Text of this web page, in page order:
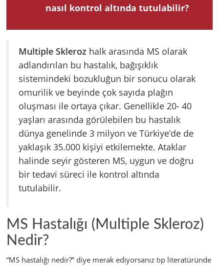
nasıl kontrol altında tutulabilir?
Multiple Skleroz halk arasında MS olarak
adlandırılan bu hastalık, bağışıklık
sistemindeki bozukluğun bir sonucu olarak
omurilik ve beyinde çok sayıda plağın
oluşması ile ortaya çıkar. Genellikle 20- 40
yaşları arasında görülebilen bu hastalık
dünya genelinde 3 milyon ve Türkiye’de de
yaklaşık 35.000 kişiyi etkilemekte. Ataklar
halinde seyir gösteren MS, uygun ve doğru
bir tedavi süreci ile kontrol altında
tutulabilir.
MS Hastalığı (Multiple Skleroz)
Nedir?
“MS hastalığı nedir?” diye merak ediyorsanız tıp literatüründe